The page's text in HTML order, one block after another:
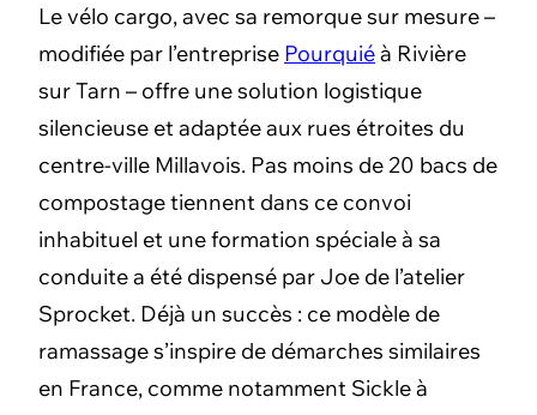
Le vélo cargo, avec sa remorque sur mesure –
modifiée par l’entreprise Pourquiéà Rivière
sur Tarn – offre une solution logistique
silencieuse et adaptée aux rues étroites du
centre-ville Millavois. Pas moins de 20 bacs de
compostage tiennent dans ce convoi
inhabituel et une formation spéciale à sa
conduite a été dispensé par Joe de l’atelier
Sprocket. Déjà un succès : ce modèle de
ramassage s’inspire de démarches similaires
en France, comme notamment Sickle à